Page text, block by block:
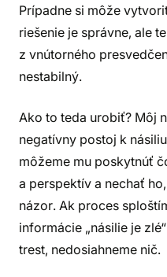
Prípadne si môže
riešenie je správne, ale
z vnútorného
nestabilný.
Ako to teda urobiť? Môj
negatívny postoj k
môžeme mu poskytnúť
a perspektív a nechať
názor. Ak proces
informácie „násilie je
trest, nedosiahneme nič.